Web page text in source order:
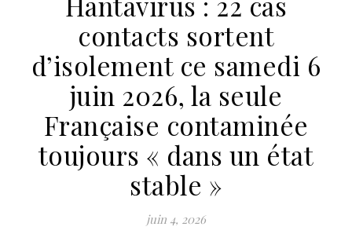
contacts sortent
d’isolement ce samedi 6
juin 2026, la seule
Française contaminée
toujours « dans un état
stable »
juin 4, 2026